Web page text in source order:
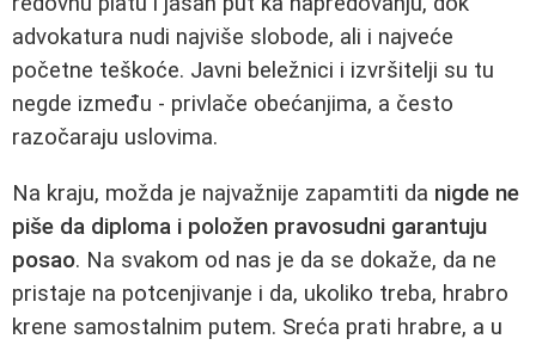
advokatura nudi najviše slobode, ali i najveće
početne teškoće. Javni beležnici i izvršitelji su tu
negde između - privlače obećanjima, a često
razočaraju uslovima.
Na kraju, možda je najvažnije zapamtiti da nigde ne
piše da diploma i položen pravosudni garantuju
posao. Na svakom od nas je da se dokaže, da ne
pristaje na potcenjivanje i da, ukoliko treba, hrabro
krene samostalnim putem. Sreća prati hrabre, a u